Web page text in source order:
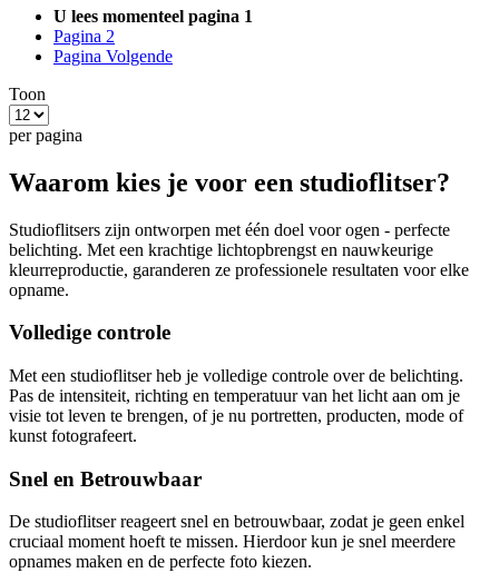
U lees momenteel pagina 1
Pagina 2
Pagina Volgende
Toon
per pagina
Waarom kies je voor een studioflitser?
Studioflitsers zijn ontworpen met één doel voor ogen - perfecte
belichting. Met een krachtige lichtopbrengst en nauwkeurige
kleurreproductie, garanderen ze professionele resultaten voor elke
opname.
Volledige controle
Met een studioflitser heb je volledige controle over de belichting.
Pas de intensiteit, richting en temperatuur van het licht aan om je
visie tot leven te brengen, of je nu portretten, producten, mode of
kunst fotografeert.
Snel en Betrouwbaar
De studioflitser reageert snel en betrouwbaar, zodat je geen enkel
cruciaal moment hoeft te missen. Hierdoor kun je snel meerdere
opnames maken en de perfecte foto kiezen.